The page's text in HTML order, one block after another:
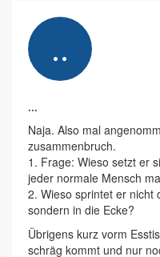
...
Naja. Also mal
zusammenbruch.
1. Frage: Wieso setzt er
jeder normale Mensch
2. Wieso sprintet er nicht
sondern in die Ecke?
Übrigens kurz vorm
schräg kommt und nur